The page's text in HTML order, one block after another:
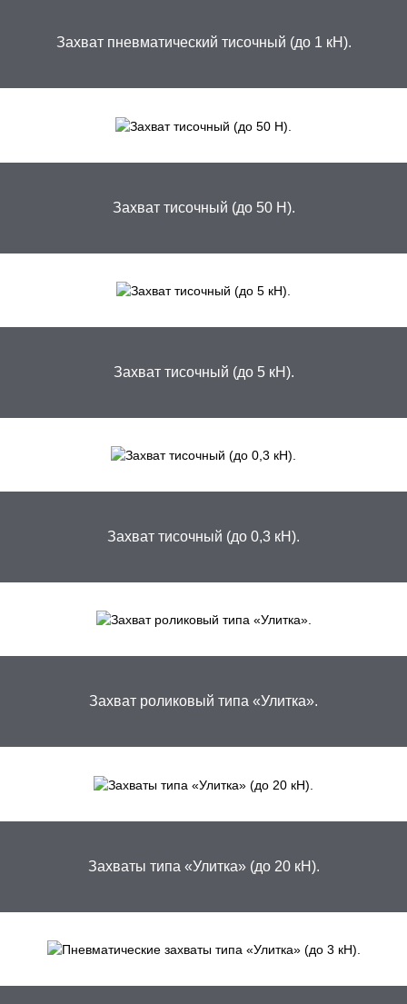
Захват пневматический тисочный (до 1 кН).
Захват тисочный (до 50 Н).
Захват тисочный (до 5 кН).
Захват тисочный (до 0,3 кН).
Захват роликовый типа «Улитка».
Захваты типа «Улитка» (до 20 кН).